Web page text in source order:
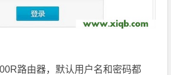
路由器，默认用户名和密码都